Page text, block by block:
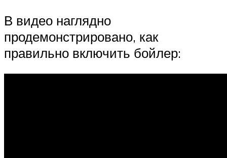
В видео наглядно
продемонстрировано, как
правильно включить бойлер: